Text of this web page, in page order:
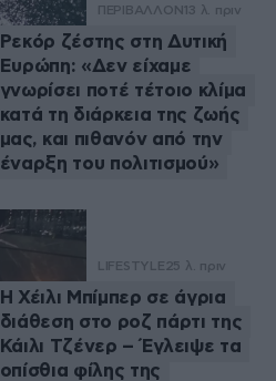
ΠΕΡΙΒΑΛΛΟΝ 13 λ. πριν
Ρεκόρ ζέστης στη Δυτική
Ευρώπη: «Δεν είχαμε
γνωρίσει ποτέ τέτοιο κλίμα
κατά τη διάρκεια της ζωής
μας, και πιθανόν από την
έναρξη του πολιτισμού»
LIFESTYLE25 λ. πριν
Η Χέιλι Μπίμπερ σε άγρια
διάθεση στο ροζ πάρτι της
Κάιλι Τζένερ – Έγλειψε τα
οπίσθια φίλης της